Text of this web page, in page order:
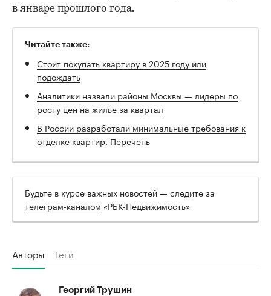
в январе прошлого года.
Читайте также:
Стоит покупать квартиру в 2025 году или
подождать
Аналитики назвали районы Москвы — лидеры по
росту цен на жилье за квартал
В России разработали минимальные требования к
отделке квартир. Перечень
Будьте в курсе важных новостей — следите за
телеграм-каналом «РБК-Недвижимость»
Авторы Теги
Георгий Трушин